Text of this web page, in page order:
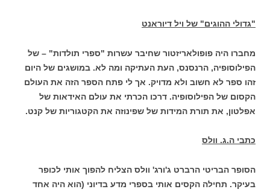
"גדולי ההוגים" של ויל דיוראנט
מחברו היה פופולאריזטור שחיבר עשרות "ספרי תולדות" – של
הפילוסופיה, הרנסנס, העת העתיקה ומה לא. במושגים של היום
זהו ספר לא חשוב ולא מדויק. אך לי פתח הספר הזה את העולם
הקסום של הפילוסופיה. דרכו הכרתי את עולם האידאות של
אפלטון, את תורת המידות של שפינוזה את הקטגוריות של קנט.
כתבי ה.ג. וולס
הסופר הבריטי הרברט ג'ורג' וולס הצליח להפוך אותי לכופר
בעיקר. תחילה הקסים אותי בספרי מדע בדיוני (הוא היה אחד